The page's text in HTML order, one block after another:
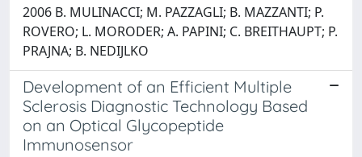
2006 B. MULINACCI; M. PAZZAGLI; B. MAZZANTI; P.
ROVERO; L. MORODER; A. PAPINI; C. BREITHAUPT; P.
PRAJNA; B. NEDIJLKO
Development of an Efficient Multiple
Sclerosis Diagnostic Technology Based
on an Optical Glycopeptide
Immunosensor